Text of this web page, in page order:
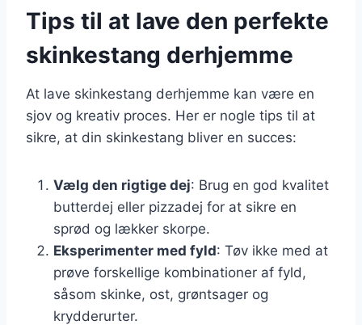
Tips til at lave den perfekte
skinkestang derhjemme
At lave skinkestang derhjemme kan være en
sjov og kreativ proces. Her er nogle tips til at
sikre, at din skinkestang bliver en succes:
Vælg den rigtige dej: Brug en god kvalitet
butterdej eller pizzadej for at sikre en
sprød og lækker skorpe.
Eksperimenter med fyld: Tøv ikke med at
prøve forskellige kombinationer af fyld,
såsom skinke, ost, grøntsager og
krydderurter.